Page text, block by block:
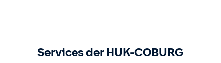
Services der HUK-COBURG